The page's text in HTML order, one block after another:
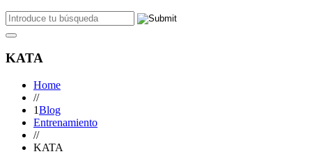
KATA
Home
//
1Blog
Entrenamiento
//
KATA